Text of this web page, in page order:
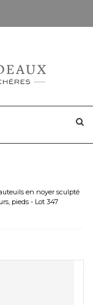
en noyer sculpté
pieds - Lot 347